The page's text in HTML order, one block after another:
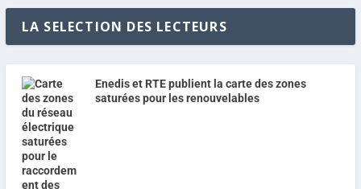
LA SELECTION DES LECTEURS
Enedis et RTE publient la carte des zones
saturées pour les renouvelables